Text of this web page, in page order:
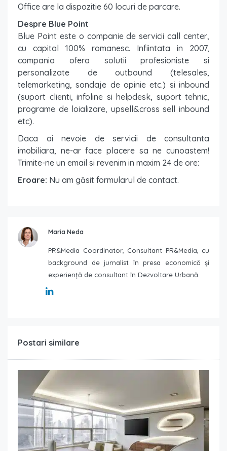
Office are la dispozitie 60 locuri de parcare.
Despre Blue Point
Blue Point este o companie de servicii call center,
cu capital 100% romanesc. Infiintata in 2007,
compania ofera solutii profesioniste si
personalizate de outbound (telesales,
telemarketing, sondaje de opinie etc.) si inbound
(suport clienti, infoline si helpdesk, suport tehnic,
programe de loializare, upsell&cross sell inbound
etc).
Daca ai nevoie de servicii de consultanta
imobiliara, ne-ar face placere sa ne cunoastem!
Trimite-ne un email si revenim in maxim 24 de ore:
Eroare: Nu am găsit formularul de contact.
Maria Neda
PR&Media Coordinator, Consultant PR&Media, cu
background de jurnalist în presa economică și
experiență de consultant în Dezvoltare Urbană.
Postari similare